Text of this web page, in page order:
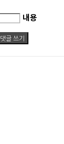
내용
댓글 쓰기